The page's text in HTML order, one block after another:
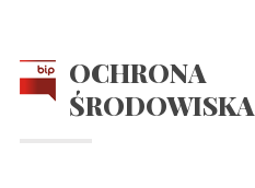
OCHRONA
ŚRODOWISKA